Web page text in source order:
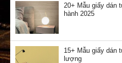
20+ Mẫu giấy dán
hành 2025
15+ Mẫu giấy dán
lượng